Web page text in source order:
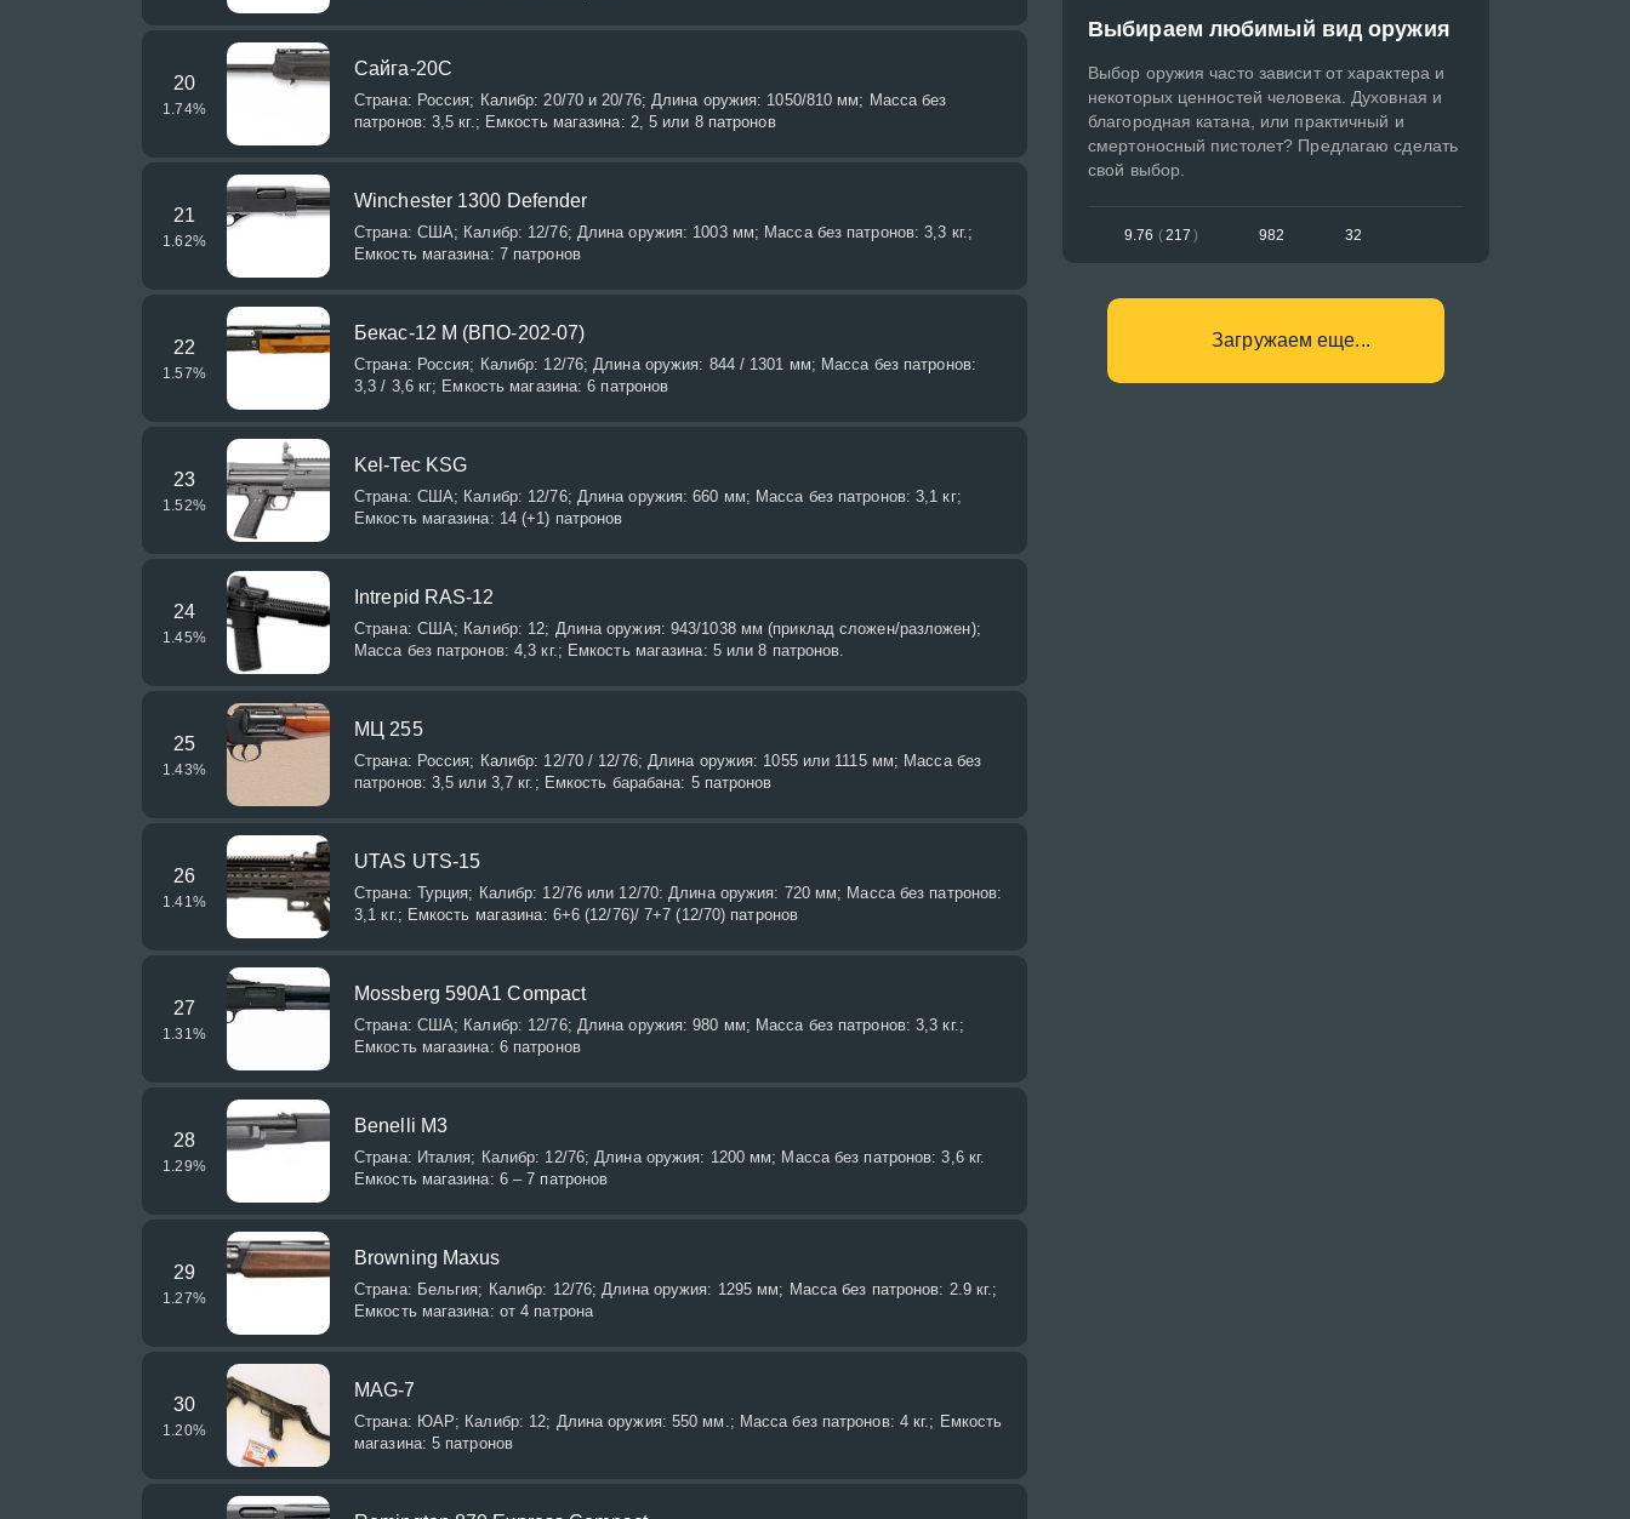
20
1.74%
Сайга-20С
Страна: Россия; Калибр: 20/70 и 20/76; Длина оружия: 1050/810 мм; Масса без
патронов: 3,5 кг.; Емкость магазина: 2, 5 или 8 патронов
21
1.62%
Winchester 1300 Defender
Страна: США; Калибр: 12/76; Длина оружия: 1003 мм; Масса без патронов: 3,3 кг.;
Емкость магазина: 7 патронов
22
1.57%
Бекас-12 М (ВПО-202-07)
Страна: Россия; Калибр: 12/76; Длина оружия: 844 / 1301 мм; Масса без патронов:
3,3 / 3,6 кг; Емкость магазина: 6 патронов
23
1.52%
Kel-Tec KSG
Страна: США; Калибр: 12/76; Длина оружия: 660 мм; Масса без патронов: 3,1 кг;
Емкость магазина: 14 (+1) патронов
24
1.45%
Intrepid RAS-12
Страна: США; Калибр: 12; Длина оружия: 943/1038 мм (приклад сложен/разложен);
Масса без патронов: 4,3 кг.; Емкость магазина: 5 или 8 патронов.
25
1.43%
МЦ 255
Страна: Россия; Калибр: 12/70 / 12/76; Длина оружия: 1055 или 1115 мм; Масса без
патронов: 3,5 или 3,7 кг.; Емкость барабана: 5 патронов
26
1.41 %
UTAS UTS-15
Страна: Турция; Калибр: 12/76 или 12/70: Длина оружия: 720 мм; Масса без патронов:
3,1 кг.; Емкость магазина: 6+6 (12/76)/ 7+7 (12/70) патронов
27
1.31 %
Mossberg 590A1 Compact
Страна: США; Калибр: 12/76; Длина оружия: 980 мм; Масса без патронов: 3,3 кг.;
Емкость магазина: 6 патронов
28
1.29%
Benelli M3
Страна: Италия; Калибр: 12/76; Длина оружия: 1200 мм; Масса без патронов: 3,6 кг.
Емкость магазина: 6 – 7 патронов
29
1.27%
Browning Maxus
Страна: Бельгия; Калибр: 12/76; Длина оружия: 1295 мм; Масса без патронов: 2.9 кг.;
Емкость магазина: от 4 патрона
30
1.20%
MAG-7
Страна: ЮАР; Калибр: 12; Длина оружия: 550 мм.; Масса без патронов: 4 кг.; Емкость
магазина: 5 патронов
Выбираем любимый вид оружия
Выбор оружия часто зависит от характера и
некоторых ценностей человека. Духовная и
благородная катана, или практичный и
смертоносный пистолет? Предлагаю сделать
свой выбор.
9.76 (217 ) 982 32
Загружаем еще...